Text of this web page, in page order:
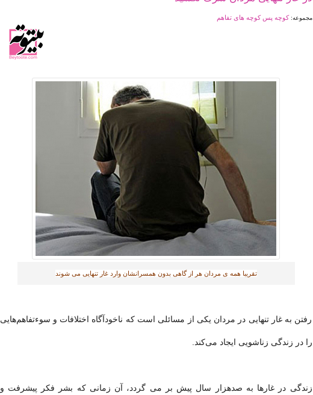
مجموعه:کوچه پس کوچه های تفاهم
تقریبا همه ی مردان هر از گاهی بدون همسرانشان وارد غار تنهایی می شوند‎
رفتن به غار تنهایی در مردان یکی از مسائلی است که ناخودآگاه اختلافات و سوءتفاهم‌هایی
را در زندگی زناشویی ایجاد می‌کند.
زندگی در غارها به صدهزار سال پیش بر می گردد، آن زمانی که بشر فکر پیشرفت و